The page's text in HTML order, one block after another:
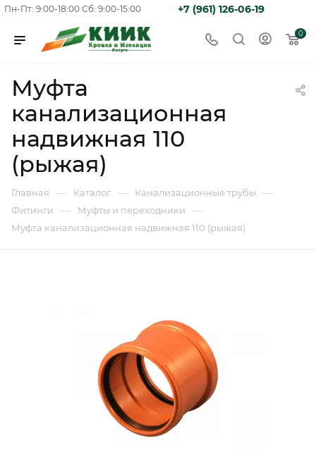
Пн-Пт: 9:00-18:00 Сб: 9:00-15:00 +7 (961) 126-06-19
0
Муфта
канализационная
надвижная 110
(рыжая)
Главная — Каталог — Канализационные трубы —
Фитинги — Муфты и переходники —
Муфта канализационная надвижная 110 (рыжая)